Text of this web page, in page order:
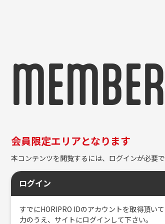
会員限定エリアとなります
本コンテンツを閲覧するには、ログインが必要で
ログイン
すでにHORIPRO IDのアカウントを取得頂い
力のうえ、サイトにログインして下さい。